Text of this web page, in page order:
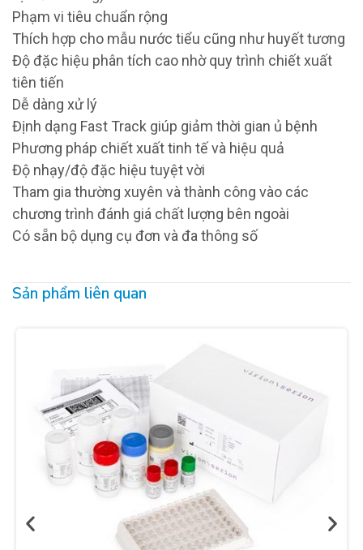
Phạm vi tiêu chuẩn rộng
Thích hợp cho mẫu nước tiểu cũng như huyết tương
Độ đặc hiệu phân tích cao nhờ quy trình chiết xuất
tiên tiến
Dễ dàng xử lý
Định dạng Fast Track giúp giảm thời gian ủ bệnh
Phương pháp chiết xuất tinh tế và hiệu quả
Độ nhạy/độ đặc hiệu tuyệt vời
Tham gia thường xuyên và thành công vào các
chương trình đánh giá chất lượng bên ngoài
Có sẵn bộ dụng cụ đơn và đa thông số
Sản phẩm liên quan